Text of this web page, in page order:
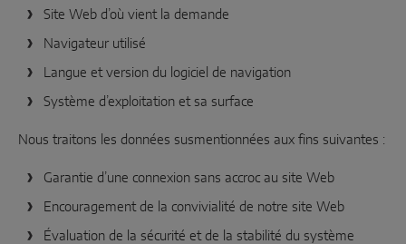
Site Web d’où vient la demande
Navigateur utilisé
Langue et version du logiciel de navigation
Système d’exploitation et sa surface
Nous traitons les données susmentionnées aux fins suivantes :
Garantie d’une connexion sans accroc au site Web
Encouragement de la convivialité de notre site Web
Évaluation de la sécurité et de la stabilité du système